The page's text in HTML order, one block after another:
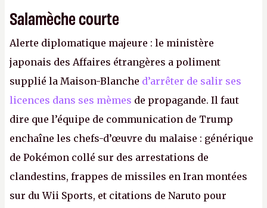
Salamèche courte
Alerte diplomatique majeure : le ministère
japonais des Affaires étrangères a poliment
supplié la Maison-Blanche d’arrêter de salir ses
licences dans ses mèmes de propagande. Il faut
dire que l’équipe de communication de Trump
enchaîne les chefs-d’œuvre du malaise : générique
de Pokémon collé sur des arrestations de
clandestins, frappes de missiles en Iran montées
sur du Wii Sports, et citations de Naruto pour